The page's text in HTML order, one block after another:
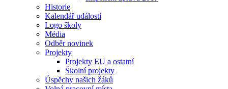
Historie
Kalendář událostí
Logo školy
Média
Odběr novinek
Projekty
Projekty EU a ostatní
Školní projekty
Úspěchy našich žáků